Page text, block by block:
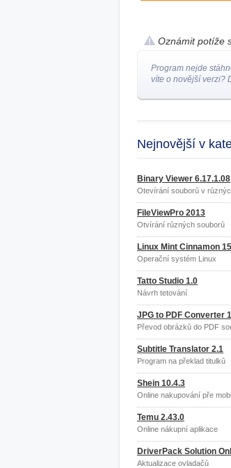
Oznámit potíže
Program nejde
víte o novější verzi?
Nejnovější v
Binary Viewer 6.17.1.08
Otevírání souborů v
FileViewPro 2013
Otvírání různých souborů
Linux Mint Cinnamon
Operační systém Linux
Tatto Studio 1.0
Návrh tetování
JPG to PDF Converter
Převod obrázků do PDF
Subtitle Translator 2.1
Program na překlad titulků
Shein 10.4.3
Online nakupování pře
Temu 2.43.0
Online nákupní aplikace
DriverPack Solution
Aktualizace ovladačů